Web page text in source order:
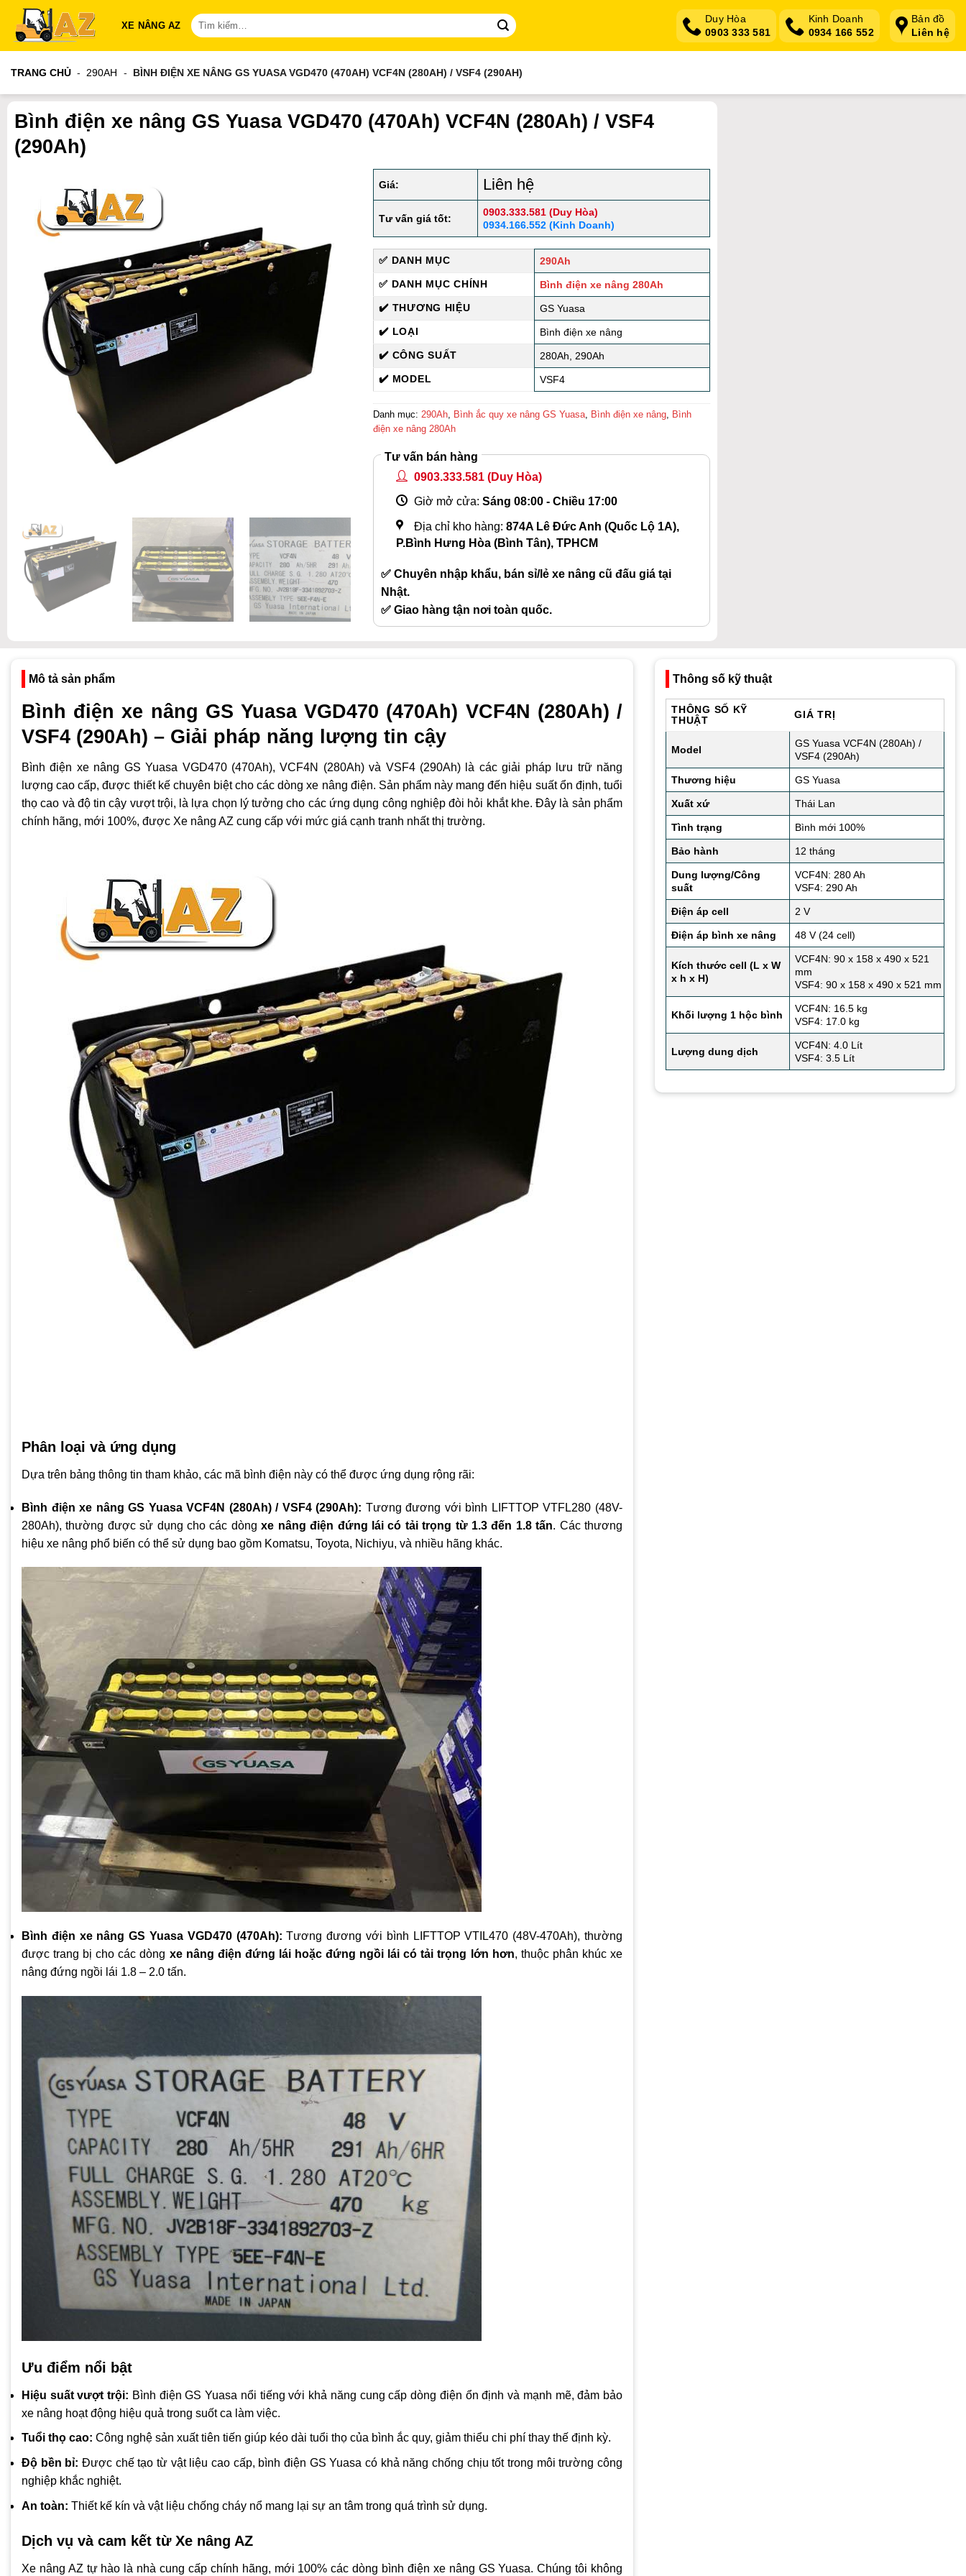
qua
nội
XE NÂNG AZ
Tìm
kiếm:
Duy Hòa
0903 333 581
Kinh Doanh
0934 166 552
Bản đồ
Liên hệ
TRANG CHỦ - 290AH - BÌNH ĐIỆN XE NÂNG GS YUASA VGD470 (470AH) VCF4N (280AH) / VSF4 (290AH)
Bình điện xe nâng GS Yuasa VGD470 (470Ah) VCF4N (280Ah) / VSF4
(290Ah)
Giá: Liên hệ
Tư vấn giá tốt:
0903.333.581 (Duy Hòa)
0934.166.552 (Kinh Doanh)
✅ DANH MỤC
290Ah
✅ DANH MỤC CHÍNH
Bình điện xe nâng 280Ah
✔️ THƯƠNG HIỆU
GS Yuasa
✔️ LOẠI
Bình điện xe nâng
✔️ CÔNG SUẤT
280Ah, 290Ah
✔️ MODEL
VSF4
Danh mục: 290Ah Bình ắc quy xe nâng GS Yuasa Bình điện xe nâng Bình
điện xe nâng 280Ah
Tư vấn bán hàng
0903.333.581 (Duy Hòa)
Giờ mở cửa: Sáng 08:00 - Chiều 17:00
Địa chỉ kho hàng: 874A Lê Đức Anh (Quốc Lộ 1A),
P.Bình Hưng Hòa (Bình Tân), TPHCM
✅ Chuyên nhập khẩu, bán sỉ/lẻ xe nâng cũ đấu giá tại
Nhật.
✅ Giao hàng tận nơi toàn quốc.
Thông số kỹ thuật
THÔNG SỐ KỸ
THUẬT
GIÁ TRỊ
Model
GS Yuasa VCF4N (280Ah) /
VSF4 (290Ah)
Thương hiệu GS Yuasa
Xuất xứ Thái Lan
Tình trạng Bình mới 100%
Bảo hành 12 tháng
Dung lượng/Công
suất
VCF4N: 280 Ah
VSF4: 290 Ah
Điện áp cell 2 V
Điện áp bình xe nâng 48 V (24 cell)
Kích thước cell (L x W
x h x H)
VCF4N: 90 x 158 x 490 x 521
mm
VSF4: 90 x 158 x 490 x 521 mm
Khối lượng 1 hộc bình
VCF4N: 16.5 kg
VSF4: 17.0 kg
Lượng dung dịch
VCF4N: 4.0 Lít
VSF4: 3.5 Lít
Mô tả sản phẩm
Bình điện xe nâng GS Yuasa VGD470 (470Ah) VCF4N (280Ah) /
VSF4 (290Ah) – Giải pháp năng lượng tin cậy
Bình điện xe nâng GS Yuasa VGD470 (470Ah), VCF4N (280Ah) và VSF4 (290Ah) là các giải pháp lưu trữ năng
lượng cao cấp, được thiết kế chuyên biệt cho các dòng xe nâng điện. Sản phẩm này mang đến hiệu suất ổn định, tuổi
thọ cao và độ tin cậy vượt trội, là lựa chọn lý tưởng cho các ứng dụng công nghiệp đòi hỏi khắt khe. Đây là sản phẩm
chính hãng, mới 100%, được Xe nâng AZ cung cấp với mức giá cạnh tranh nhất thị trường.
Phân loại và ứng dụng
Dựa trên bảng thông tin tham khảo, các mã bình điện này có thể được ứng dụng rộng rãi:
Bình điện xe nâng GS Yuasa VCF4N (280Ah) / VSF4 (290Ah): Tương đương với bình LIFTTOP VTFL280 (48V-
280Ah), thường được sử dụng cho các dòngxe nâng điện đứng lái có tải trọng từ 1.3 đến 1.8 tấn. Các thương
hiệu xe nâng phổ biến có thể sử dụng bao gồm Komatsu, Toyota, Nichiyu, và nhiều hãng khác.
Bình điện xe nâng GS Yuasa VGD470 (470Ah): Tương đương với bình LIFTTOP VTIL470 (48V-470Ah), thường
được trang bị cho các dòng xe nâng điện đứng lái hoặc đứng ngồi lái có tải trọng lớn hơn, thuộc phân khúc xe
nâng đứng ngồi lái 1.8 – 2.0 tấn.
Ưu điểm nổi bật
Hiệu suất vượt trội: Bình điện GS Yuasa nổi tiếng với khả năng cung cấp dòng điện ổn định và mạnh mẽ, đảm bảo
xe nâng hoạt động hiệu quả trong suốt ca làm việc.
Tuổi thọ cao: Công nghệ sản xuất tiên tiến giúp kéo dài tuổi thọ của bình ắc quy, giảm thiểu chi phí thay thế định kỳ.
Độ bền bỉ: Được chế tạo từ vật liệu cao cấp, bình điện GS Yuasa có khả năng chống chịu tốt trong môi trường công
nghiệp khắc nghiệt.
An toàn: Thiết kế kín và vật liệu chống cháy nổ mang lại sự an tâm trong quá trình sử dụng.
Dịch vụ và cam kết từ Xe nâng AZ
Xe nâng AZ tự hào là nhà cung cấp chính hãng, mới 100% các dòng bình điện xe nâng GS Yuasa. Chúng tôi không